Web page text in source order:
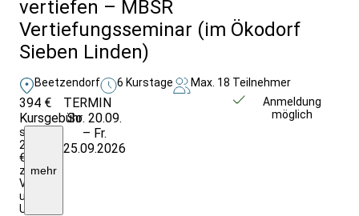
vertiefen – MBSR
Vertiefungsseminar (im Ökodorf
Sieben Linden)
Beetzendorf 6 Kurstage Max. 18 Teilnehmer
394 €
Kursgebühr
sozialermäßigt
249
€,
zzgl.
Verpflegung
und
Unterkunft
mehr
TERMIN
So. 20.09.
– Fr.
25.09.2026
Anmeldung
möglich